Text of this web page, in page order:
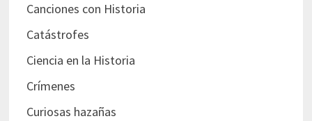
Canciones con Historia
Catástrofes
Ciencia en la Historia
Crímenes
Curiosas hazañas